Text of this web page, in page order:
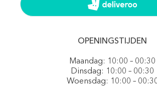
OPENINGSTIJDEN
Maandag: 10:00 – 00:30
Dinsdag: 10:00 – 00:30
Woensdag: 10:00 –